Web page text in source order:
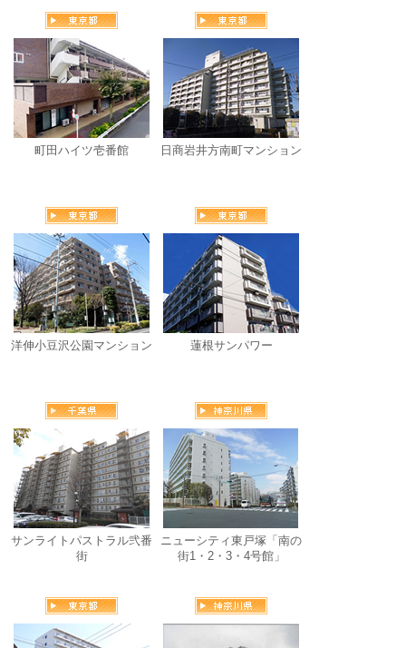
町田ハイツ壱番館 日商岩井方南町マンション
洋伸小豆沢公園マンション 蓮根サンパワー
サンライトパストラル弐番
街
ニューシティ東戸塚「南の
街1・2・3・4号館」